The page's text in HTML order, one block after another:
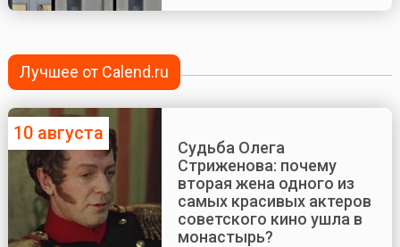
Лучшее от Calend.ru
10 августа
Судьба Олега
Стриженова: почему
вторая жена одного из
самых красивых актеров
советского кино ушла в
монастырь?